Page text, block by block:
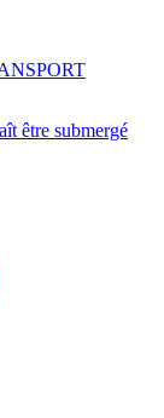
être submergé